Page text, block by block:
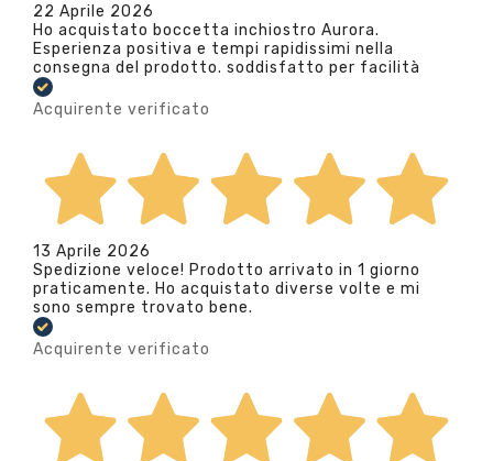
22 Aprile 2026
Ho acquistato boccetta inchiostro Aurora.
Esperienza positiva e tempi rapidissimi nella
consegna del prodotto. soddisfatto per facilità
Acquirente verificato
13 Aprile 2026
Spedizione veloce! Prodotto arrivato in 1 giorno
praticamente. Ho acquistato diverse volte e mi
sono sempre trovato bene.
Acquirente verificato